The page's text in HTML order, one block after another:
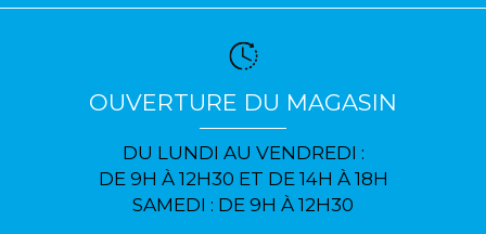
OUVERTURE DU MAGASIN
DU LUNDI AU VENDREDI :
DE 9H À 12H30 ET DE 14H À 18H
SAMEDI : DE 9H À 12H30